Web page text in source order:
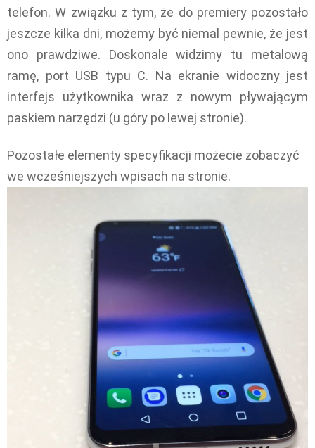
telefon. W związku z tym, że do premiery pozostało
jeszcze kilka dni, możemy być niemal pewnie, że jest
ono prawdziwe. Doskonale widzimy tu metalową
ramę, port USB typu C. Na ekranie widoczny jest
interfejs użytkownika wraz z nowym pływającym
paskiem narzędzi (u góry po lewej stronie).
Pozostałe elementy specyfikacji możecie zobaczyć
we wcześniejszych wpisach na stronie.